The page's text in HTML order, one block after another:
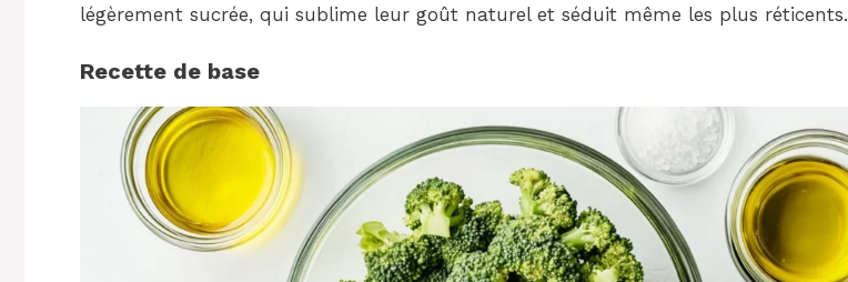
légèrement sucrée, qui sublime leur goût naturel et séduit même les plus réticents.
Recette de base